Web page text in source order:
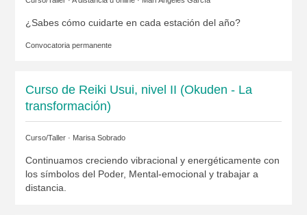
¿Sabes cómo cuidarte en cada estación del año?
Convocatoria permanente
Curso de Reiki Usui, nivel II (Okuden - La
transformación)
Curso/Taller · Marisa Sobrado
Continuamos creciendo vibracional y energéticamente con
los símbolos del Poder, Mental-emocional y trabajar a
distancia.